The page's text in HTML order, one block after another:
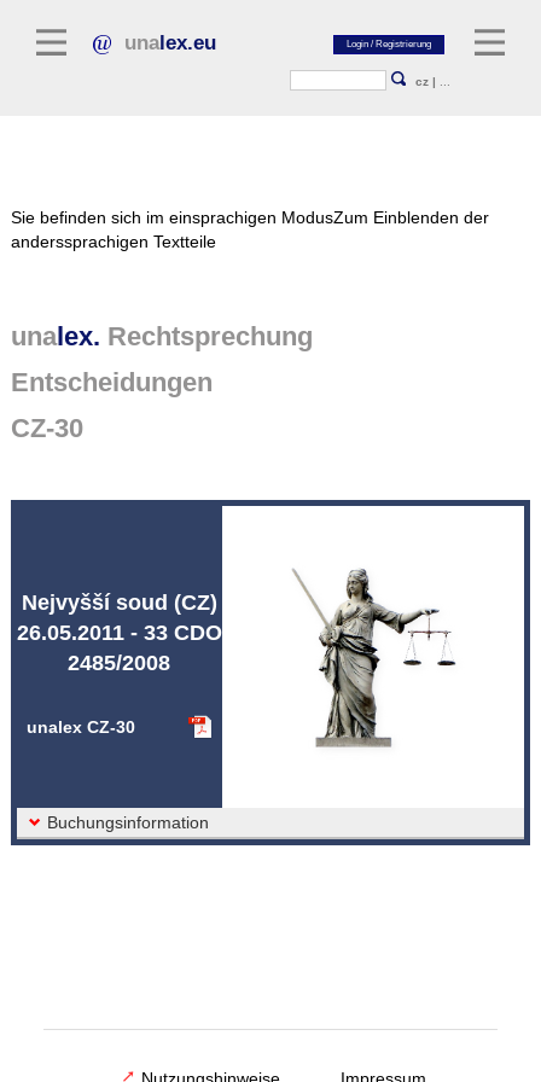
unalex.eu
cz |
Normtexte
Rechtsprechung
Sie befinden sich im einsprachigen ModusZum Einblenden der
anderssprachigen Textteile
unalex. Rechtsprechung
Entscheidungen
CZ-30
Nejvyšší soud (CZ)
26.05.2011 - 33 CDO
2485/2008
unalex CZ-30
Buchungsinformation
Nutzungshinweise Impressum